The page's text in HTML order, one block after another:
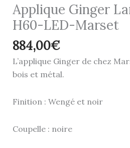
Applique Ginger
H60-LED-Marset
884,00€
L’applique Ginger de chez
bois et métal.
Finition : Wengé et noir
Coupelle : noire